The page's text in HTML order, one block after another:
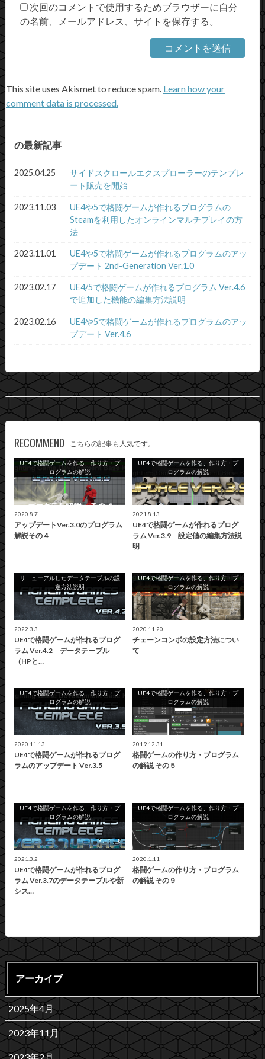
次回のコメントで使用するためブラウザーに自分
の名前、メールアドレス、サイトを保存する。
This site uses Akismet to reduce spam. Learn how your
comment data is processed.
の最新記事
2025.04.25
サイドスクロールエクスプローラーのテンプレ
ート販売を開始
2023.11.03
UE4や5で格闘ゲームが作れるプログラムの
Steamを利用したオンラインマルチプレイの方
法
2023.11.01
UE4や5で格闘ゲームが作れるプログラムのアッ
プデート 2nd-Generation Ver.1.0
2023.02.17
UE4/5で格闘ゲームが作れるプログラム Ver.4.6
で追加した機能の編集方法説明
2023.02.16
UE4や5で格闘ゲームが作れるプログラムのアッ
プデート Ver.4.6
RECOMMEND こちらの記事も人気です。
UE4で格闘ゲームを作る、作り方・プ
ログラムの解説
2020.8.7
アップデートVer.3.0のプログラム
解説その４
UE4で格闘ゲームを作る、作り方・プ
ログラムの解説
2021.8.13
UE4で格闘ゲームが作れるプログ
ラム Ver.3.9 設定値の編集方法説
明
リニューアルしたデータテーブルの設
定方法説明
2022.3.3
UE4で格闘ゲームが作れるプログ
ラム Ver.4.2 データテーブル
（HPと…
UE4で格闘ゲームを作る、作り方・プ
ログラムの解説
2020.11.20
チェーンコンボの設定方法につい
て
UE4で格闘ゲームを作る、作り方・プ
ログラムの解説
2020.11.13
UE4で格闘ゲームが作れるプログ
ラムのアップデート Ver.3.5
UE4で格闘ゲームを作る、作り方・プ
ログラムの解説
2019.12.31
格闘ゲームの作り方・プログラム
の解説 その５
UE4で格闘ゲームを作る、作り方・プ
ログラムの解説
2021.3.2
UE4で格闘ゲームが作れるプログ
ラム Ver.3.7のデータテーブルや新
シス…
UE4で格闘ゲームを作る、作り方・プ
ログラムの解説
2020.1.11
格闘ゲームの作り方・プログラム
の解説 その９
アーカイブ
2025年4月
2023年11月